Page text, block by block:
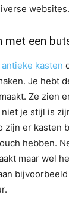
websites.
met een
antieke kasten
Je hebt
Ze zien
je stijl is
zijn er kasten
hebben.
maar wel